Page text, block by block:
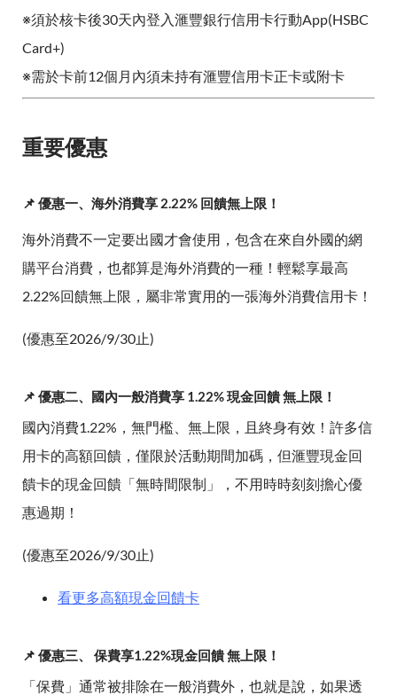
※須於核卡後30天內登入滙豐銀行信用卡行動App(HSBC
Card+)
※需於卡前12個月內須未持有滙豐信用卡正卡或附卡
重要優惠
📌 優惠一、海外消費享 2.22% 回饋無上限！
海外消費不一定要出國才會使用，包含在來自外國的網
購平台消費，也都算是海外消費的一種！輕鬆享最高
2.22%回饋無上限，屬非常實用的一張海外消費信用卡！
(優惠至2026/9/30止)
📌 優惠二、國內一般消費享 1.22% 現金回饋 無上限！
國內消費1.22%，無門檻、無上限，且終身有效！許多信
用卡的高額回饋，僅限於活動期間加碼，但滙豐現金回
饋卡的現金回饋「無時間限制」，不用時時刻刻擔心優
惠過期！
(優惠至2026/9/30止)
看更多高額現金回饋卡
📌 優惠三、 保費享1.22%現金回饋 無上限！
「保費」通常被排除在一般消費外，也就是說，如果透